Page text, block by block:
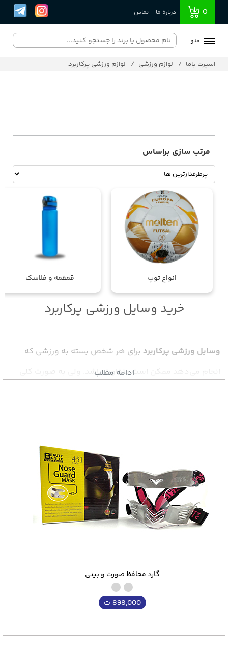
0 درباره ما تماس
منو
اسپرت باما لوازم ورزشی لوازم ورزشی پرکاربرد
مرتب سازی براساس
انواع توپ قمقمه و فلاسک
خرید وسایل ورزشی پرکاربرد
وسایل ورزشی پرکاربرد برای هر شخص بسته به ورزشی که
انجام می‌دهد ممکن است متفاوت باشد. ولی به صورت کلی
برویم؛ پس از شما درخواست می‌کنیم تا انتهای این
مقاله همراه ما ب
ادامه مطلب
گارد محافظ صورت و بینی
898,000 ت